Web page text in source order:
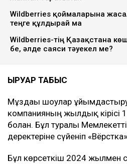
Wildberries қоймаларына
теңге құлдырай ма
Wildberries-тің Қазақстанға
бе, әлде саяси тәуекел ме?
ҚЫРУАР ТАБЫС
Мұздағы шоулар
компанияның жылдық кірісі
болған. Бұл туралы
деректеріне сүйеніп
Бұл көрсеткіш 2024 жылмен